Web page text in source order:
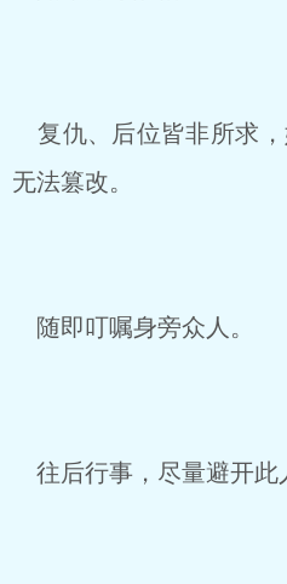
复仇、后位皆非所求
无法篡改。
随即叮嘱身旁众人。
往后行事，尽量避开此